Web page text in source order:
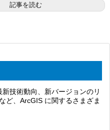
記事を読む
技術動向、新バージョンのリ
ど、ArcGIS に関するさまざま